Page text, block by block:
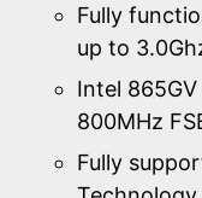
Fully
up to
Intel
800MHz
Fully